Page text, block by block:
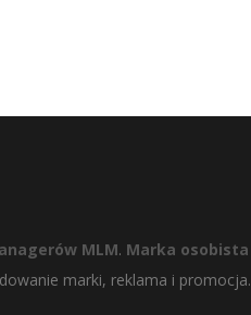
MLM. Marka osobista
marki, reklama i promocja.